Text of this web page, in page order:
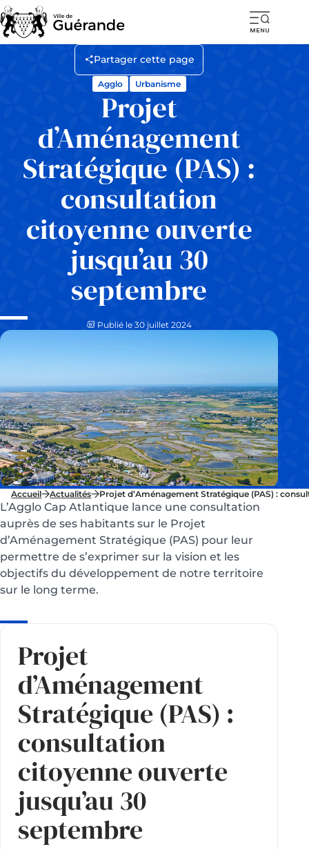
Projet
d’Aménagement
Stratégique (PAS) :
consultation
citoyenne ouverte
jusqu’au 30
septembre
Agglo Urbanisme
Publié le 30 juillet 2024
Partager cette page
Accueil Actualités Projet d’Aménagement Stratégique (PAS) :
L’Agglo Cap Atlantique lance une consultation
auprès de ses habitants sur le Projet
d’Aménagement Stratégique (PAS) pour leur
permettre de s’exprimer sur la vision et les
objectifs du développement de notre territoire
sur le long terme.
Projet
d’Aménagement
Stratégique (PAS) :
consultation
citoyenne ouverte
jusqu’au 30
septembre